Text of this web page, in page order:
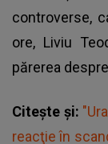
controverse,
ore, Liviu
părerea
Citește și:
reacţie în